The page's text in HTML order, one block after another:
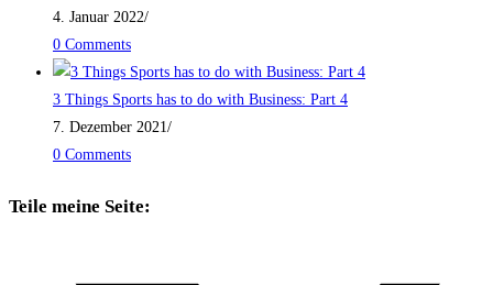
4. Januar 2022/
0 Comments
3 Things Sports has to do with Business: Part 4
7. Dezember 2021 /
0 Comments
Teile meine Seite: